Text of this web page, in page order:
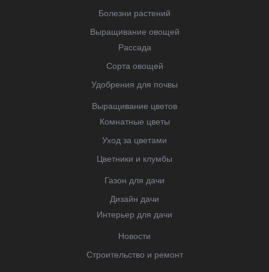
Болезни растений
Выращивание овощей
Рассада
Сорта овощей
Удобрения для почвы
Выращивание цветов
Комнатные цветы
Уход за цветами
Цветники и клумбы
Газон для дачи
Дизайн дачи
Интерьер для дачи
Новости
Строительство и ремонт